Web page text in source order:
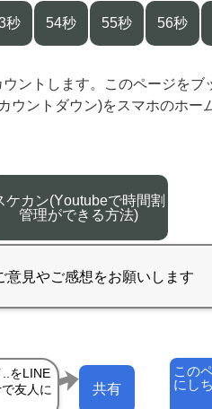
秒 54秒 55秒 56秒
ントします。このページを
ウントダウン)をスマホのホー
ケカン(Youtubeで時間割
管理ができる方法)
この
にし
共有